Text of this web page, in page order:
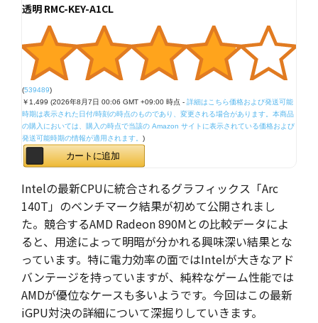
透明 RMC-KEY-A1CL
(539489)
￥1,499 (2026年8月7日 00:06 GMT +09:00 時点 - 詳細はこちら価格および発送可能
時期は表示された日付/時刻の時点のものであり、変更される場合があります。本商品
の購入においては、購入の時点で当該の Amazon サイトに表示されている価格および
発送可能時期の情報が適用されます。 )
カートに追加
Intelの最新CPUに統合されるグラフィックス「Arc
140T」のベンチマーク結果が初めて公開されまし
た。競合するAMD Radeon 890Mとの比較データによ
ると、用途によって明暗が分かれる興味深い結果とな
っています。特に電力効率の面ではIntelが大きなアド
バンテージを持っていますが、純粋なゲーム性能では
AMDが優位なケースも多いようです。今回はこの最新
iGPU対決の詳細について深掘りしていきます。